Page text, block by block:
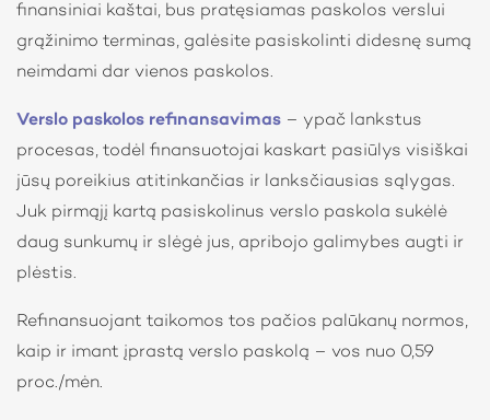
finansiniai kaštai, bus pratęsiamas paskolos verslui
grąžinimo terminas, galėsite pasiskolinti didesnę sumą
neimdami dar vienos paskolos.
Verslo paskolos refinansavimas – ypač lankstus
procesas, todėl finansuotojai kaskart pasiūlys visiškai
jūsų poreikius atitinkančias ir lanksčiausias sąlygas.
Juk pirmąjį kartą pasiskolinus verslo paskola sukėlė
daug sunkumų ir slėgė jus, apribojo galimybes augti ir
plėstis.
Refinansuojant taikomos tos pačios palūkanų normos,
kaip ir imant įprastą verslo paskolą – vos nuo 0,59
proc./mėn.